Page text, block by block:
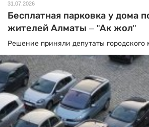
31.07.2026
Бесплатная парковка у дома
жителей Алматы – "Ак жол"
Решение приняли депутаты городского